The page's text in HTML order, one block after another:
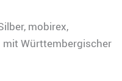
mobirex,
Württembergischer